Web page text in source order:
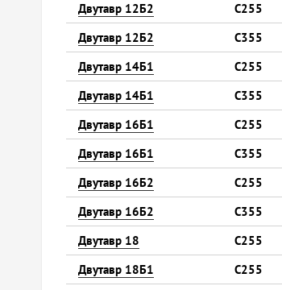
Двутавр 12Б2 С255
Двутавр 12Б2 С355
Двутавр 14Б1 С255
Двутавр 14Б1 С355
Двутавр 16Б1 С255
Двутавр 16Б1 С355
Двутавр 16Б2 С255
Двутавр 16Б2 С355
Двутавр 18 С255
Двутавр 18Б1 С255